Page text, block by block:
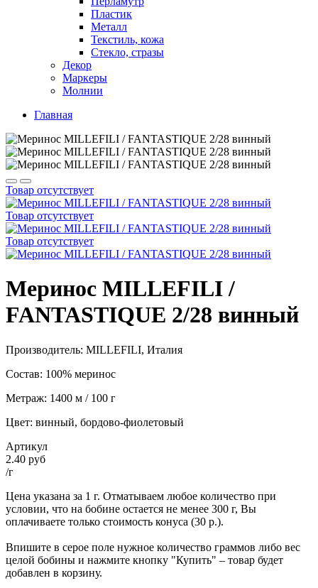
Пластик
Металл
Текстиль, кожа
Стекло, стразы
Декор
Маркеры
Молнии
Главная
Товар отсутствует
Товар отсутствует
Товар отсутствует
Меринос MILLEFILI /
FANTASTIQUE 2/28 винный
Производитель: MILLEFILI, Италия
Состав: 100% меринос
Метраж: 1400 м / 100 г
Цвет: винный, бордово-фиолетовый
Артикул
2.40 руб
/г
Цена указана за 1 г. Отматываем любое количество при
условии, что на бобине остается не менее 300 г, Вы
оплачиваете только стоимость конуса (30 р.).
Впишите в серое поле нужное количество граммов либо вес
целой бобины и нажмите кнопку "Купить" – товар будет
добавлен в корзину.